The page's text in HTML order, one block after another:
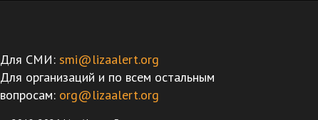
Для СМИ: smi@lizaalert.org
Для организаций и по всем остальным
вопросам: org@lizaalert.org